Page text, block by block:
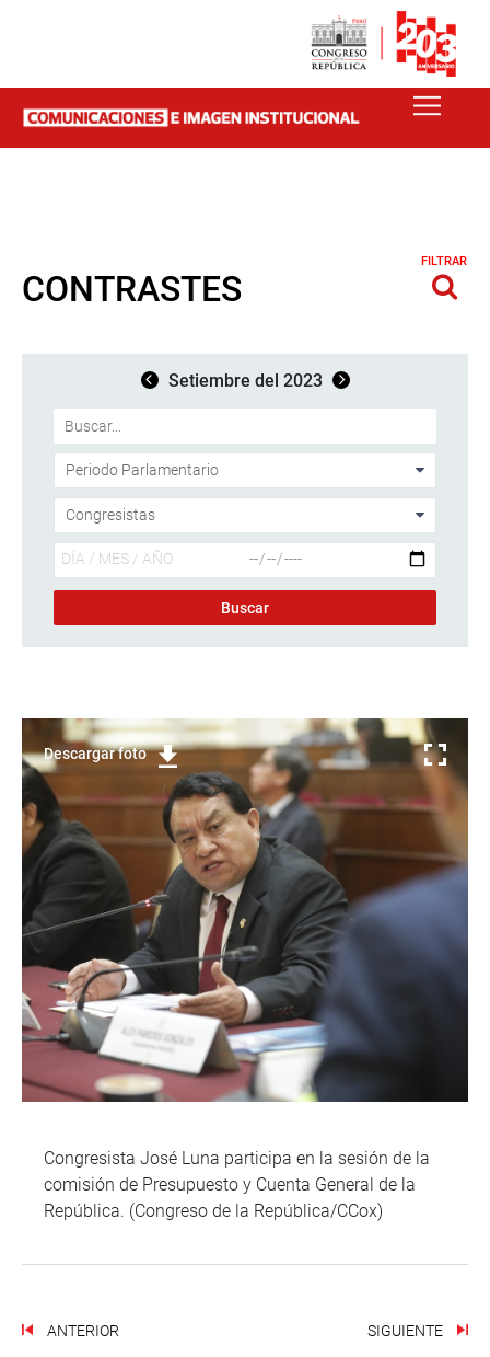
CONTRASTES
FILTRAR
Setiembre del 2023
Descargar foto
Congresista José Luna participa en la sesión de la
comisión de Presupuesto y Cuenta General de la
República. (Congreso de la República/CCox)
ANTERIOR SIGUIENTE